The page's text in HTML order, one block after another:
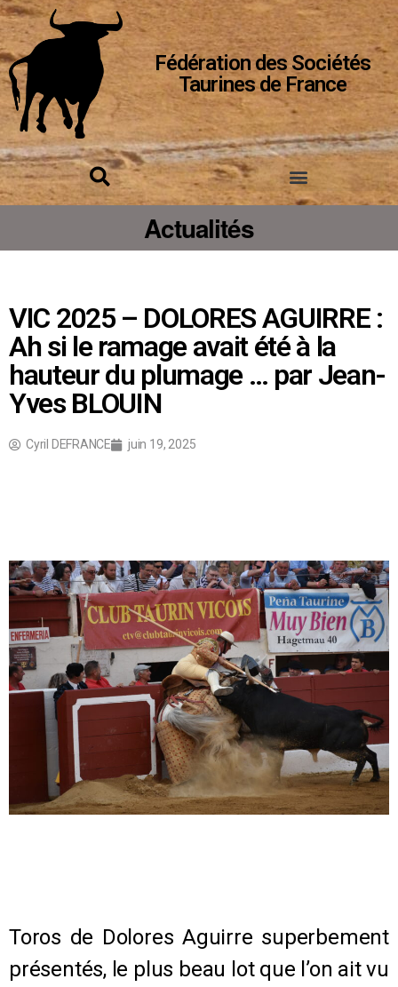
Fédération des Sociétés
Taurines de France
Actualités
VIC 2025 – DOLORES AGUIRRE :
Ah si le ramage avait été à la
hauteur du plumage … par Jean-
Yves BLOUIN
Cyril DEFRANCE juin 19, 2025
Toros de Dolores Aguirre superbement
présentés, le plus beau lot que l’on ait vu